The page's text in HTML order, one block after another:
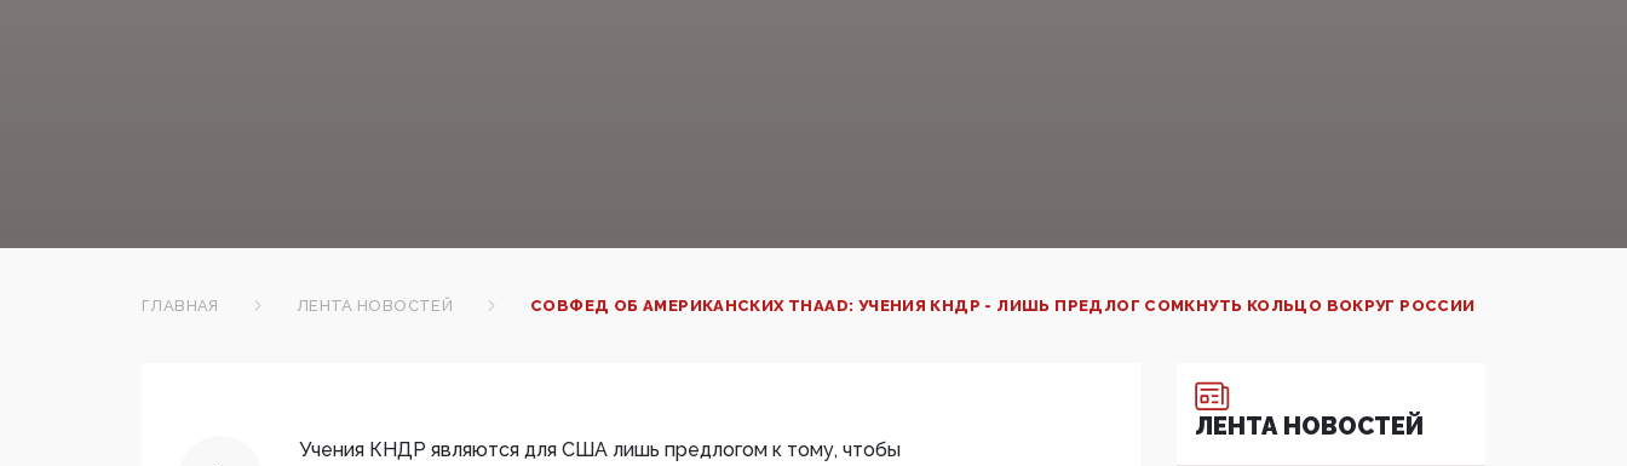
ГЛАВНАЯ ЛЕНТА НОВОСТЕЙ СОВФЕД ОБ АМЕРИКАНСКИХ THAAD: УЧЕНИЯ КНДР - ЛИШЬ ПРЕДЛОГ СОМКНУТЬ КОЛЬЦО ВОКРУГ РОССИИ
Учения КНДР являются для США лишь предлогом к тому, чтобы
ЛЕНТА НОВОСТЕЙ